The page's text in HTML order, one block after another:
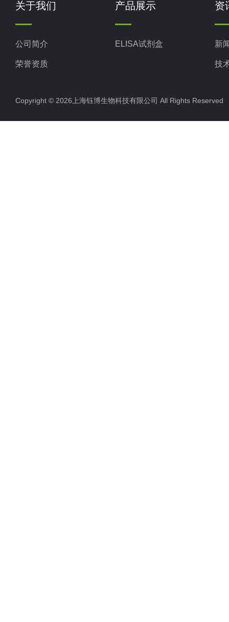
关于我们
公司简介
荣誉资质
产品展示
ELISA试剂盒
资
新
技
Copyright © 2026上海钰博生物科技有限公司 All Rights